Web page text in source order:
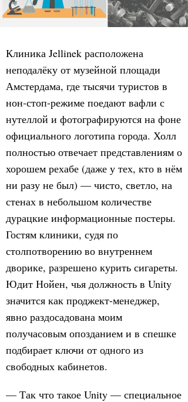
Клиника Jellinek расположена
неподалёку от музейной площади
Амстердама, где тысячи туристов в
нон-стоп-режиме поедают вафли с
нутеллой и фотографируются на фоне
официального логотипа города. Холл
полностью отвечает представлениям о
хорошем рехабе (даже у тех, кто в нём
ни разу не был) — чисто, светло, на
стенах в небольшом количестве
дурацкие информационные постеры.
Гостям клиники, судя по
столпотворению во внутреннем
дворике, разрешено курить сигареты.
Юдит Нойен, чья должность в Unity
значится как проджект-менеджер,
явно раздосадована моим
получасовым опозданием и в спешке
подбирает ключи от одного из
свободных кабинетов.
— Так что такое Unity — специальное